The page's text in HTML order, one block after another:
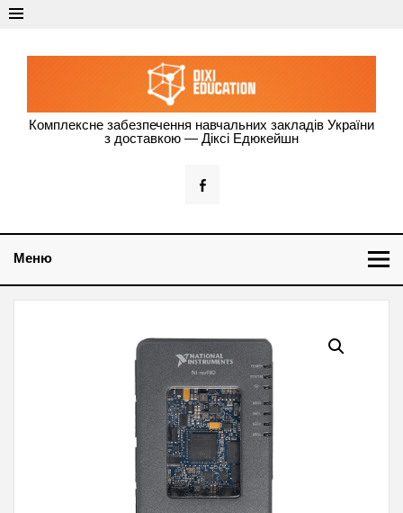
Dixi Education —
оснащення
України
Комплексне забезпечення навчальних закладів України
з доставкою — Діксі Едюкейшн
Меню